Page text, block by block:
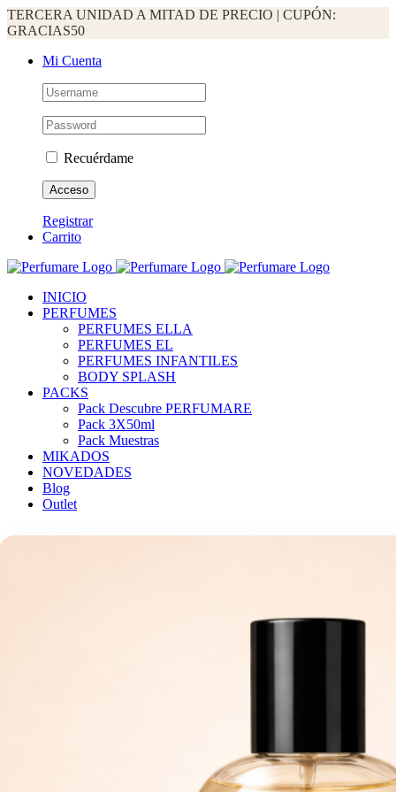
TERCERA UNIDAD A MITAD DE PRECIO | CUPÓN:
GRACIAS50
Facebook
Instagram
WhatsAppMi Cuenta
Recuérdame
Registrar
Carrito
INICIO
PERFUMES
PERFUMES ELLA
PERFUMES EL
PERFUMES INFANTILES
BODY SPLASH
PACKS
Pack Descubre PERFUMARE
Pack 3X50ml
Pack Muestras
MIKADOS
NOVEDADES
Blog
Outlet